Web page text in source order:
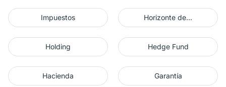
Impuestos Horizonte de...
Holding Hedge Fund
Hacienda Garantía